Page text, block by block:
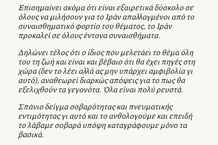
Επισημαίνει ακόμα ότι είναι εξαιρετικά δύσκολο σε
όλους να μιλήσουν για το Ιράν απαλλαγμένοι από το
συναισθηματικό φορτίο του θέματος, το Ιράν
προκαλεί σε όλους έντονα συναισθήματα.
Δηλώνει τέλος ότι ο ίδιος που μελετάει το θέμα όλη
του τη ζωή και είναι και βέβαιο ότι θα έχει πηγές στη
χώρα (δεν το λέει αλλά ας μην υπάρχει αμφιβολία γι
αυτό), αναθεωρεί διαρκώς απόψεις για το πως θα
εξελιχθούν τα γεγονότα. Όλα είναι πολύ ρευστά.
Σπάνιο δείγμα σοβαρότητας και πνευματικής
εντιμότητας γι αυτό και το ανθολογούμε και επειδή
το λάβαμε σοβαρά υπόψη καταγράφουμε μόνο τα
βασικά.